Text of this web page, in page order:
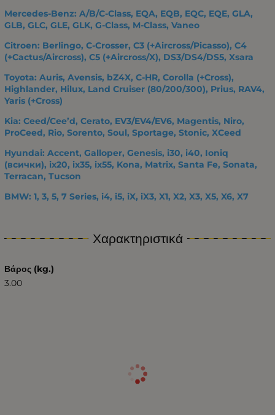
Mercedes-Benz: A/B/C-Class, EQA, EQB, EQC, EQE, GLA,
GLB, GLC, GLE, GLK, G-Class, M-Class, Vaneo
Citroen: Berlingo, C-Crosser, C3 (+Aircross/Picasso), C4
(+Cactus/Aircross), C5 (+Aircross/X), DS3/DS4/DS5, Xsara
Toyota: Auris, Avensis, bZ4X, C-HR, Corolla (+Cross),
Highlander, Hilux, Land Cruiser (80/200/300), Prius, RAV4,
Yaris (+Cross)
Kia: Ceed/Cee’d, Cerato, EV3/EV4/EV6, Magentis, Niro,
ProCeed, Rio, Sorento, Soul, Sportage, Stonic, XCeed
Hyundai: Accent, Galloper, Genesis, i30, i40, Ioniq
(всички), ix20, ix35, ix55, Kona, Matrix, Santa Fe, Sonata,
Terracan, Tucson
BMW: 1, 3, 5, 7 Series, i4, i5, iX, iX3, X1, X2, X3, X5, X6, X7
Χαρακτηριστικά
Βάρος (kg.)
3.00